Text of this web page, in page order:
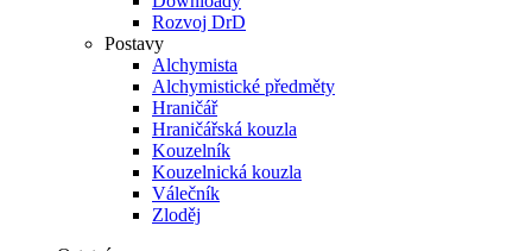
Rozvoj DrD
Postavy
Alchymista
Alchymistické předměty
Hraničář
Hraničářská kouzla
Kouzelník
Kouzelnická kouzla
Válečník
Zloděj